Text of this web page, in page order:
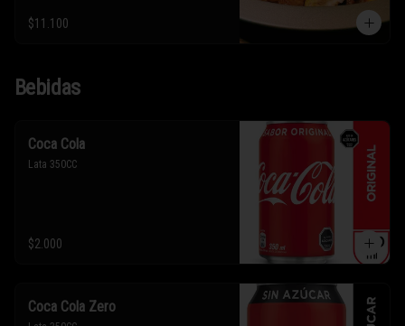
$11.100
Bebidas
Coca Cola
Lata 350CC
$2.000
Coca Cola Zero